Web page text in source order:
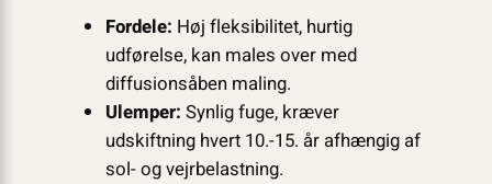
Fordele: Høj fleksibilitet, hurtig
udførelse, kan males over med
diffusionsåben maling.
Ulemper: Synlig fuge, kræver
udskiftning hvert 10.-15. år afhængig af
sol- og vejrbelastning.